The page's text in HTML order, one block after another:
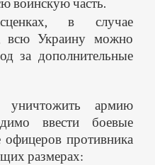
воинскую часть.
в случае
всю Украину можно
за дополнительные
армию
ввести боевые
противника
размерах: